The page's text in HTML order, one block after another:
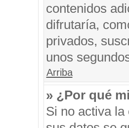
contenidos
difrutaría,
privados,
unos
Arriba
» ¿Por qué
Si no activa la